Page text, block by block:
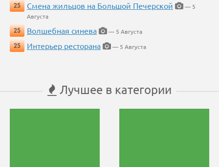
25
Смена жильцов на Большой Печерской
— 5
Августа
25
Волшебная синева
— 5 Августа
25
Интерьер ресторана — 5 Августа
Лучшее в категории